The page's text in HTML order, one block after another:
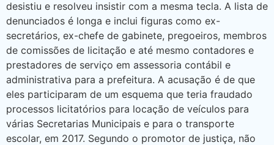
desistiu e resolveu insistir com a mesma tecla. A lista de
denunciados é longa e inclui figuras como ex-
secretários, ex-chefe de gabinete, pregoeiros, membros
de comissões de licitação e até mesmo contadores e
prestadores de serviço em assessoria contábil e
administrativa para a prefeitura. A acusação é de que
eles participaram de um esquema que teria fraudado
processos licitatórios para locação de veículos para
várias Secretarias Municipais e para o transporte
escolar, em 2017. Segundo o promotor de justiça, não